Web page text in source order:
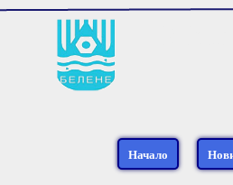
Начало